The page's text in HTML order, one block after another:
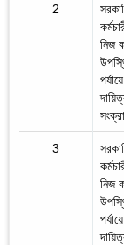
2
নিজ
3
নিজ